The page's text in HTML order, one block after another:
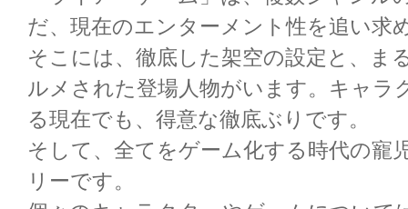
だ、現在のエンターメント性を追い求
そこには、徹底した架空の設定と、ま
ルメされた登場人物がいます。キャラ
る現在でも、得意な徹底ぶりです。
そして、全てをゲーム化する時代の寵
リーです。